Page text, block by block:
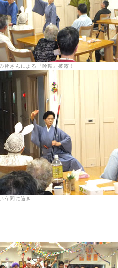
皆さんによる『吟舞』披露！
う間に過ぎ